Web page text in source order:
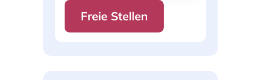
Freie Stellen